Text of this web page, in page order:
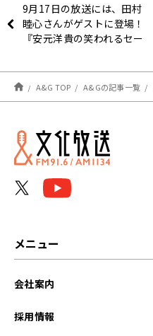
9月17日の放送には、田村
睦心さんがゲストに登場！
『安元洋貴の笑われるセー
A&G TOP A&Gの記事一覧
メニュー
会社案内
採用情報